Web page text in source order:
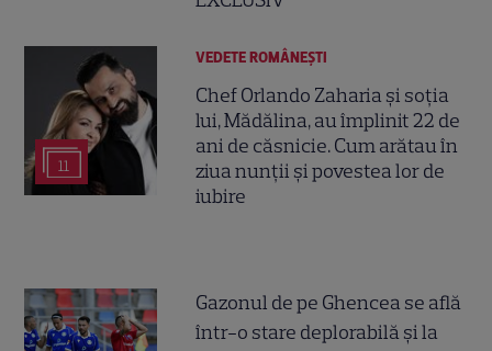
11
VEDETE ROMÂNEŞTI
Chef Orlando Zaharia și soția
lui, Mădălina, au împlinit 22 de
ani de căsnicie. Cum arătau în
ziua nunții și povestea lor de
iubire
Gazonul de pe Ghencea se află
într-o stare deplorabilă și la